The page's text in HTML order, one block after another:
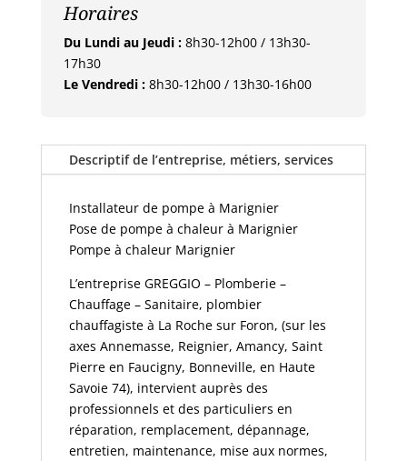
Horaires
Du Lundi au Jeudi :8h30-12h00 / 13h30-
17h30
Le Vendredi :8h30-12h00 / 13h30-16h00
Descriptif de l’entreprise, métiers, services
Installateur de pompe à Marignier
Pose de pompe à chaleur à Marignier
Pompe à chaleur Marignier
L’entreprise GREGGIO – Plomberie –
Chauffage – Sanitaire, plombier
chauffagiste à La Roche sur Foron, (sur les
axes Annemasse, Reignier, Amancy, Saint
Pierre en Faucigny, Bonneville, en Haute
Savoie 74), intervient auprès des
professionnels et des particuliers en
réparation, remplacement, dépannage,
entretien, maintenance, mise aux normes,